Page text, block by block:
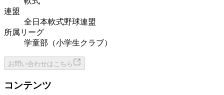
連盟
全日本軟式野球連盟
所属リーグ
学童部（小学生クラブ）
お問い合わせはこちら
コンテンツ